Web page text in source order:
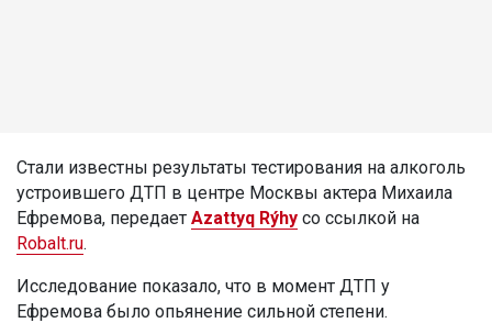
Стали известны результаты тестирования на алкоголь
устроившего ДТП в центре Москвы актера Михаила
Ефремова, передает Azattyq Rýhy со ссылкой на
Robalt.ru.
Исследование показало, что в момент ДТП у
Ефремова было опьянение сильной степени.